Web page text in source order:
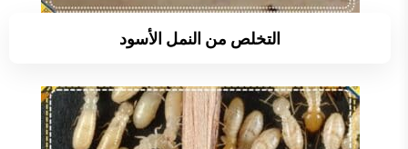
التخلص من النمل الأسود